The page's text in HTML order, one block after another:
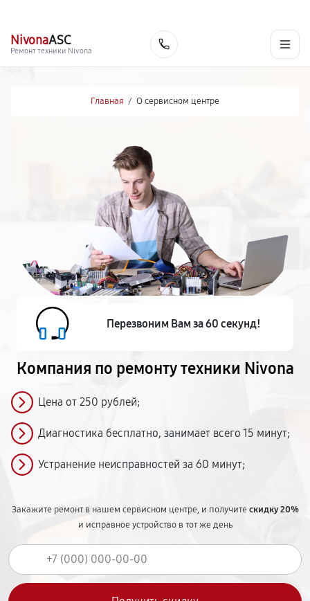
NivonaASC
Ремонт техники Nivona
Главная / О сервисном центре
Компания по ремонтутехники Nivona
Цена от 250 рублей;
Диагностика бесплатно, занимает всего 15 минут;
Устранение неисправностей за 60 минут;
Закажите ремонт в нашем сервисном центре, и получитескидку 20%
и исправное устройство в тот же день
Перезвоним Вам за 60 секунд!